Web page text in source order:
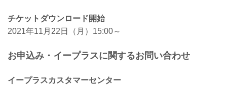
チケットダウンロード開始
2021年11月22日（月）15:00～
お申込み・イープラスに関するお問い合わせ
イープラスカスタマーセンター